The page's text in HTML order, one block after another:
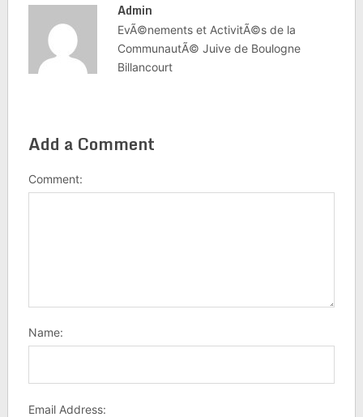
Admin
EvÃ©nements et ActivitÃ©s de la
CommunautÃ© Juive de Boulogne
Billancourt
Add a Comment
Comment:
Name:
Email Address: